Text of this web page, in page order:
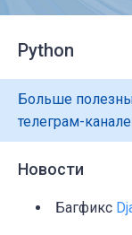
Python
Больше
телеграм-
Новости
Багфикс